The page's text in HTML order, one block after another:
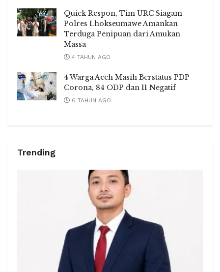
Quick Respon, Tim URC Siagam
Polres Lhokseumawe Amankan
Terduga Penipuan dari Amukan
Massa
4 TAHUN AGO
4 Warga Aceh Masih Berstatus PDP
Corona, 84 ODP dan 11 Negatif
6 TAHUN AGO
Trending